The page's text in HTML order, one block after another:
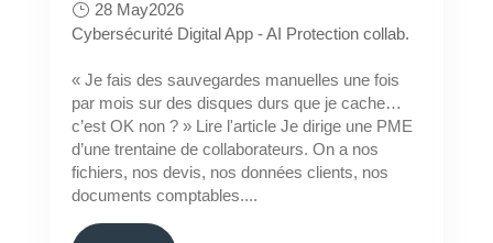
28 May2026
Cybersécurité Digital App - AI Protection collab.
« Je fais des sauvegardes manuelles une fois
par mois sur des disques durs que je cache…
c’est OK non ? » Lire l'article Je dirige une PME
d’une trentaine de collaborateurs. On a nos
fichiers, nos devis, nos données clients, nos
documents comptables....